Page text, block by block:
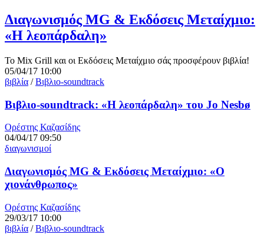
Διαγωνισμός MG & Εκδόσεις Μεταίχμιο:
«Η λεοπάρδαλη»
Το Mix Grill και οι Εκδόσεις Μεταίχμιο σάς προσφέρουν βιβλία!
05/04/17 10:00
βιβλία /Βιβλιο-soundtrack
Βιβλιο-soundtrack: «Η λεοπάρδαλη» του Jo Nesbø
Ορέστης Καζασίδης
04/04/17 09:50
διαγωνισμοί
Διαγωνισμός MG & Εκδόσεις Μεταίχμιο: «Ο
χιονάνθρωπος»
Ορέστης Καζασίδης
29/03/17 10:00
βιβλία /Βιβλιο-soundtrack